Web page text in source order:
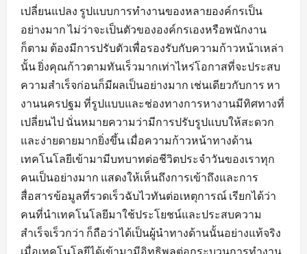
เปลี่ยนแปลง รูปแบบการทำงานของหลายองค์กรเป็น
อย่างมาก ไม่ว่าจะเป็นตัวขององค์กรเองหรือพนักงาน
ก็ตาม ต้องมีการปรับตัวเพื่อรองรับกับความก้าวหน้าเหล่า
นั้น ยิ่งคุณก้าวตามทันเร็วมากเท่าไหร่โอกาสที่จะประสบ
ความสำเร็จก่อนก็มีผลเป็นอย่างมาก เช่นเดียวกับการ หา
งานนครปฐม ที่รูปแบบและช่องทางการหางานมีทิศทางที่
เปลี่ยนไป นั่นหมายความว่ามีการปรับรูปแบบให้สะดวก
และง่ายดายมากยิ่งขึ้น เมื่อความก้าวหน้าทางด้าน
เทคโนโลยีเข้ามามีบทบาทต่อชีวิตประจำวันของเราทุก
คนเป็นอย่างมาก แสดงให้เห็นถึงการเข้าถึงและการ
สื่อสารข้อมูลที่รวดเร็วฉับไวทันต่อเหตุการณ์ เรียกได้ว่า
คนที่นำเทคโนโลยีมาใช้ประโยชน์และประสบความ
สำเร็จเร็วกว่า ก็ถือว่าได้เป็นผู้นำทางด้านนั้นอย่างแท้จริง
เมื่อเทคโนโลยีได้เข้ามามีอิทธิพลต่อกระบวนการทำงาน